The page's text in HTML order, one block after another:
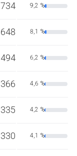
734 9,2 %
648 8,1 %
494 6,2 %
366 4,6 %
335 4,2 %
330 4,1 %